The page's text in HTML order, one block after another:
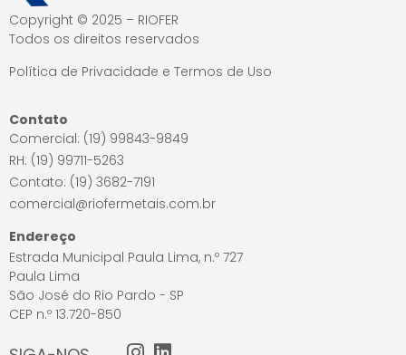
Copyright © 2025 – RIOFER
Todos os direitos reservados
Política de Privacidade e Termos de Uso
Contato
Comercial: (19) 99843-9849
RH: (19) 99711-5263
Contato: (19) 3682-7191
comercial@riofermetais.com.br
Endereço
Estrada Municipal Paula Lima, n.º 727
Paula Lima
São José do Rio Pardo - SP
CEP n.º 13.720-850